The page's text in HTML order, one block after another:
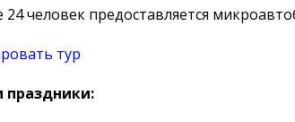
человек предоставляется
праздники: